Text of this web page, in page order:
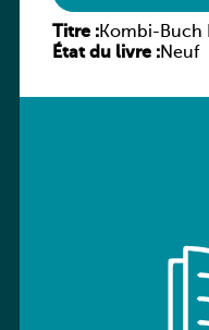
Titre :Kombi-Buch
État du livre :Neuf